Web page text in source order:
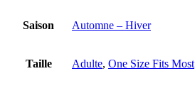
Saison Automne – Hiver
Taille Adulte, One Size Fits Most